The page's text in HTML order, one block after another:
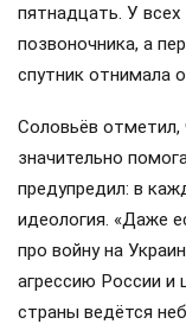
пятнадцать. У
позвоночника, а
спутник отнимала
Соловьёв отметил,
значительно
предупредил: в
идеология. «Даже
про войну на
агрессию России и
страны ведётся